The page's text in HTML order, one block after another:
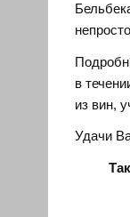
в
из вин,
Удачи